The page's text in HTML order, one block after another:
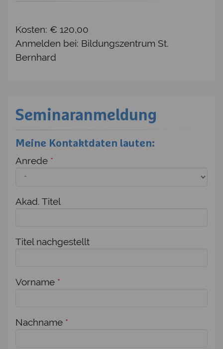
Kosten: € 120,00
Anmelden bei: Bildungszentrum St.
Bernhard
Seminaranmeldung
Meine Kontaktdaten lauten:
Anrede *
Akad. Titel
Titel nachgestellt
Vorname *
Nachname *